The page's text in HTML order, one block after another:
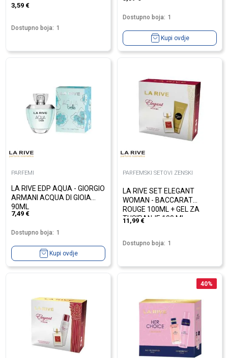
3,59 €
Dostupno boja: 1
Dostupno boja: 1
Kupi ovdje
PARFEMI
LA RIVE EDP AQUA - GIORGIO
ARMANI ACQUA DI GIOIA
90ML
7,49 €
Dostupno boja: 1
Kupi ovdje
PARFEMSKI SETOVI ZENSKI
LA RIVE SET ELEGANT
WOMAN - BACCARAT
ROUGE 100ML + GEL ZA
TUSIRANJE 100 ML
11,99 €
Dostupno boja: 1
40%